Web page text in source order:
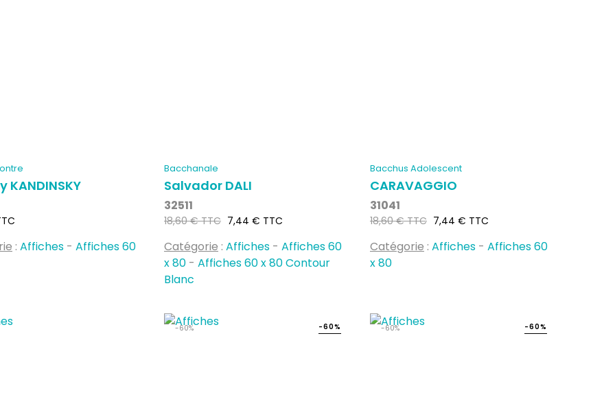
KANDINSKY
: Affiches - Affiches 60
Bacchanale
Salvador DALI
32511
Prix
18,60 € TTC Prix
7,44 € TTC
Catégorie : Affiches- Affiches 60
x 80- Affiches 60 x 80 Contour
Blanc
Bacchus Adolescent
CARAVAGGIO
31041
Prix
18,60 € TTC Prix
7,44 € TTC
Catégorie : Affiches- Affiches 60
x 80
-60% -60% -60% -60%